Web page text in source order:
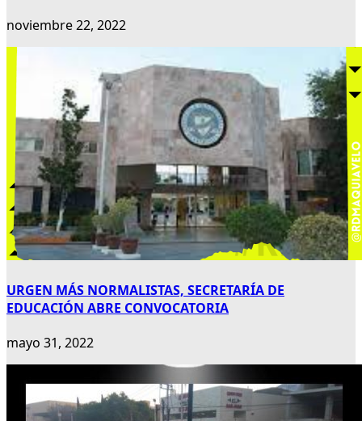
noviembre 22, 2022
URGEN MÁS NORMALISTAS, SECRETARÍA DE
EDUCACIÓN ABRE CONVOCATORIA
mayo 31, 2022